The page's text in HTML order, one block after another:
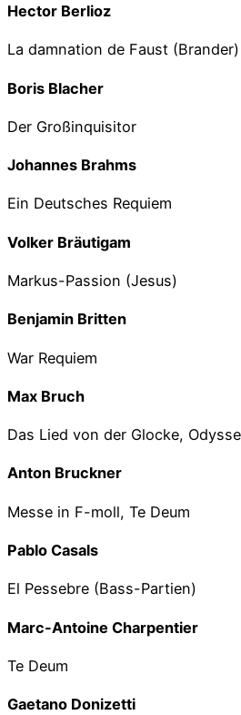
Hector Berlioz
La damnation de Faust (Brander)
Boris Blacher
Der Großinquisitor
Johannes Brahms
Ein Deutsches Requiem
Volker Bräutigam
Markus-Passion (Jesus)
Benjamin Britten
War Requiem
Max Bruch
Das Lied von der Glocke,
Anton Bruckner
Messe in F-moll, Te Deum
Pablo Casals
El Pessebre (Bass-Partien)
Marc-Antoine Charpentier
Te Deum
Gaetano Donizetti